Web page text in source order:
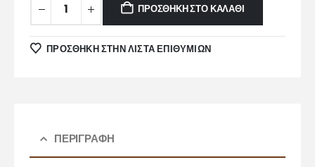
ΠΡΟΣΘΉΚΗ ΣΤΟ ΚΑΛΆΘΙ
ΠΡΌΣΘΉΚΗ ΣΤΗΝ ΛΊΣΤΑ ΕΠΙΘΥΜΙΏΝ
ΠΕΡΙΓΡΑΦΉ